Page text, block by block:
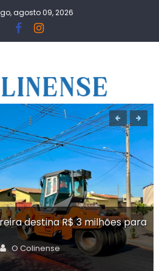
agosto 09, 2026
destina R$ 3 milhões para
Author
O Colinense